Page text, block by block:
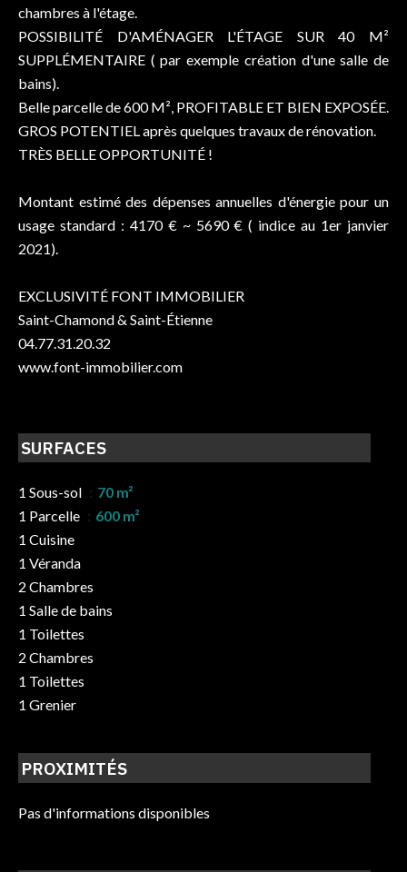
chambres à l'étage.
POSSIBILITÉ D'AMÉNAGER L'ÉTAGE SUR 40 M²
SUPPLÉMENTAIRE ( par exemple création d'une salle de
bains).
Belle parcelle de 600 M², PROFITABLE ET BIEN EXPOSÉE.
GROS POTENTIEL après quelques travaux de rénovation.
TRÈS BELLE OPPORTUNITÉ !
Montant estimé des dépenses annuelles d'énergie pour un
usage standard : 4170 € ~ 5690 € ( indice au 1er janvier
2021).
EXCLUSIVITÉ FONT IMMOBILIER
Saint-Chamond & Saint-Étienne
04.77.31.20.32
www.font-immobilier.com
SURFACES
1 Sous-sol
70 m²
1 Parcelle
600 m²
1 Cuisine
1 Véranda
2 Chambres
1 Salle de bains
1 Toilettes
2 Chambres
1 Toilettes
1 Grenier
PROXIMITÉS
Pas d'informations disponibles